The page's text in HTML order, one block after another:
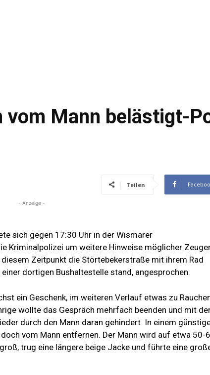
vom Mann belästigt-
Teilen
- Anzeige -
sich gegen 17:30 Uhr in der Wismarer
Kriminalpolizei um weitere Hinweise möglicher
Zeitpunkt die Störtebekerstraße mit ihrem Rad
dortigen Bushaltestelle stand, angesprochen.
ein Geschenk, im weiteren Verlauf etwas zu
wollte das Gespräch mehrfach beenden und mit
durch den Mann daran gehindert. In einem
vom Mann entfernen. Der Mann wird auf etwa 50-
trug eine längere beige Jacke und führte eine